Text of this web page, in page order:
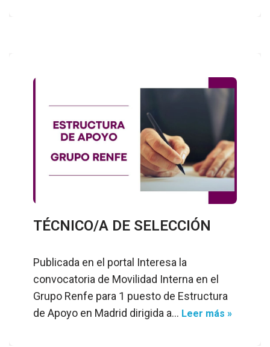
TÉCNICO/A DE SELECCIÓN
Publicada en el portal Interesa la
convocatoria de Movilidad Interna en el
Grupo Renfe para 1 puesto de Estructura
de Apoyo en Madrid dirigida a… Leer más »